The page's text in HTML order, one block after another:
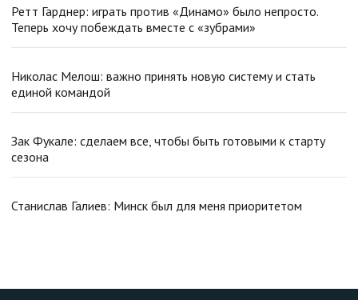
Ретт Гарднер: играть против «Динамо» было непросто.
Теперь хочу побеждать вместе с «зубрами»
Николас Мелош: важно принять новую систему и стать
единой командой
Зак Фукале: сделаем все, чтобы быть готовыми к старту
сезона
Станислав Галиев: Минск был для меня приоритетом